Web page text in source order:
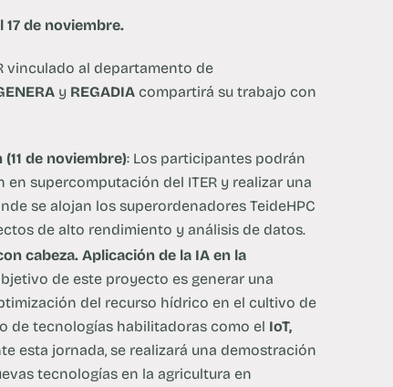
17 de noviembre.
vinculado al departamento de
y REGADIA compartirá su trabajo con
de noviembre): Los participantes podrán
supercomputación del ITER y realizar una
se alojan los superordenadores TeideHPC
de alto rendimiento y análisis de datos.
cabeza. Aplicación de la IA en la
de este proyecto es generar una
del recurso hídrico en el cultivo de
de tecnologías habilitadoras como el IoT,
esta jornada, se realizará una demostración
tecnologías en la agricultura en